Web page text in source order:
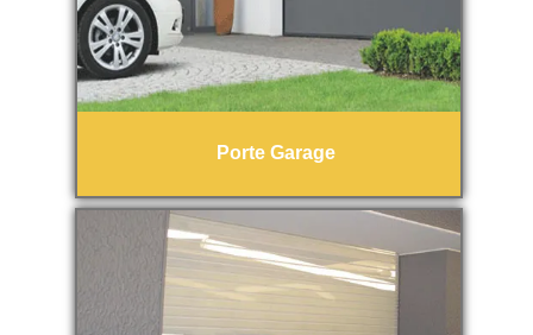
Porte Garage